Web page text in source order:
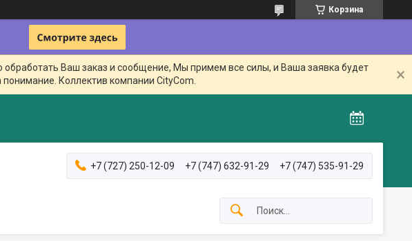
Корзина
Ваш заказ и сообщение, Мы примем все силы, и Ваша заявка будет
Коллектив компании CityCom.
+7 (727) 250-12-09 +7 (747) 632-91-29 +7 (747) 535-91-29